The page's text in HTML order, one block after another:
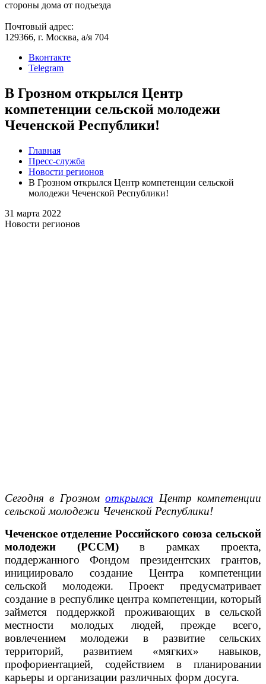
стороны дома от подъезда
Почтовый адрес:
129366, г. Москва, а/я 704
Вконтакте
Telegram
В Грозном открылся Центр
компетенции сельской молодежи
Чеченской Республики!
Главная
Пресс-служба
Новости регионов
В Грозном открылся Центр компетенции сельской
молодежи Чеченской Республики!
31 марта 2022
Новости регионов
Сегодня в Грозномоткрылся Центр компетенции
сельской молодежи Чеченской Республики!
Чеченское отделение Российского союза сельской
молодежи (РССМ)в рамках проекта,
поддержанного Фондом президентских грантов,
инициировало создание Центра компетенции
сельской молодежи. Проект предусматривает
создание в республике центра компетенции, который
займется поддержкой проживающих в сельской
местности молодых людей, прежде всего,
вовлечением молодежи в развитие сельских
территорий, развитием «мягких» навыков,
профориентацией, содействием в планировании
карьеры и организации различных форм досуга.